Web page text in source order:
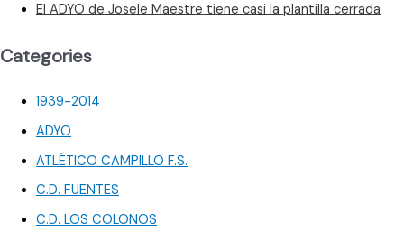
El ADYO de Josele Maestre tiene casi la plantilla cerrada
Categories
1939-2014
ADYO
ATLÉTICO CAMPILLO F.S.
C.D. FUENTES
C.D. LOS COLONOS